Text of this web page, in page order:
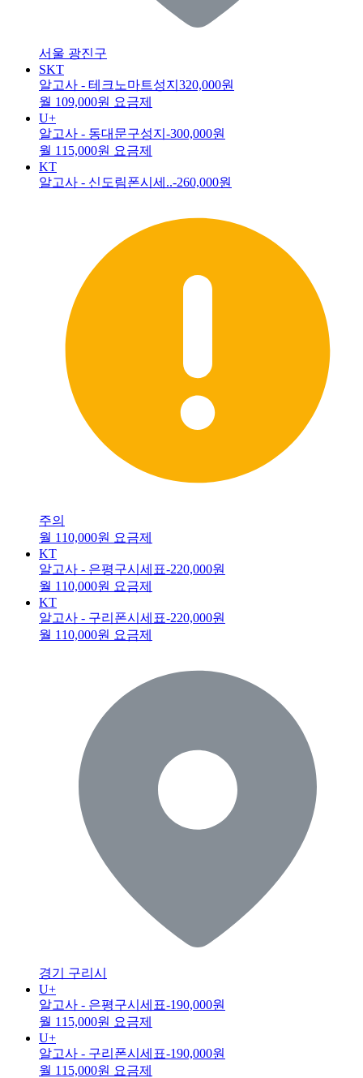
서울 광진구
SKT
알고사 - 테크노마트성지 320,000원
월 109,000원 요금제
U+
알고사 - 동대문구성지 -300,000원
월 115,000원 요금제
KT
알고사 - 신도림폰시세..-260,000원
주의
월 110,000원 요금제
KT
알고사 - 은평구시세표-220,000원
월 110,000원 요금제
KT
알고사 - 구리폰시세표-220,000원
월 110,000원 요금제
경기 구리시
U+
알고사 - 은평구시세표-190,000원
월 115,000원 요금제
U+
알고사 - 구리폰시세표-190,000원
월 115,000원 요금제